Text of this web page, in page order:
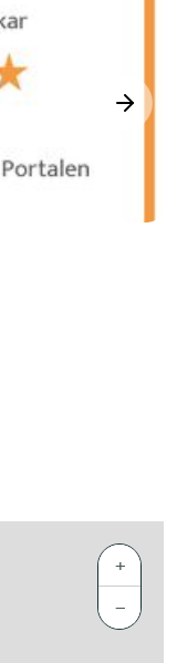
next
+
−